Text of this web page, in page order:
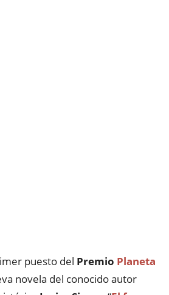
puesto del Premio Planeta
novela del conocido autor